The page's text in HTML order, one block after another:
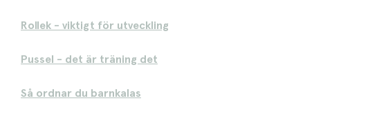
Rollek - viktigt för utveckling
Pussel - det är träning det
Så ordnar du barnkalas